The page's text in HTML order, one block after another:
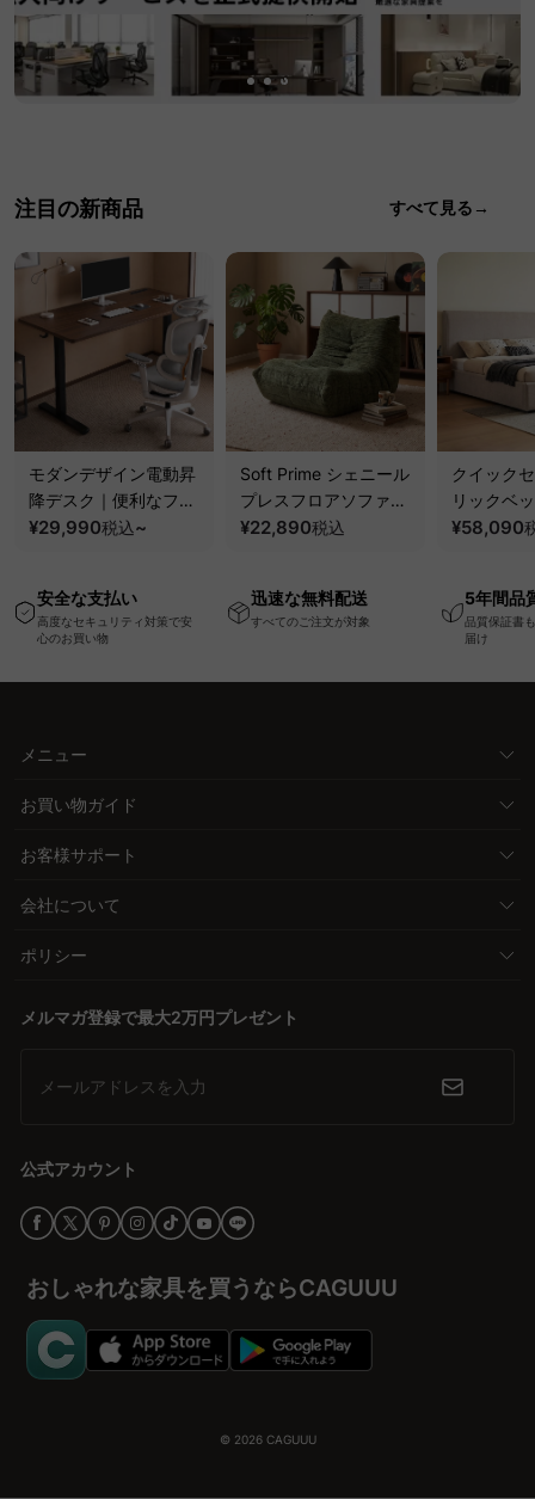
注目の新商品 すべて見る→
モダンデザイン電動昇
降デスク｜便利なフッ
ク・コンセント・
ー機能搭載ワークデス
ク
¥29,990税込~
Soft Prime シェニール
プレスフロアソファ｜
圧縮梱包で搬入しやす
ァ
¥22,890税込
クイック
リックベ
要で組み
¥58,090
安全な支払い
高度なセキュリティ対策で安
心のお買い物
迅速な無料配送
すべてのご注文が対象
5年間品
品質保証書
届け
メニュー
お買い物ガイド
お客様サポート
会社について
ポリシー
メルマガ登録で最大2万円プレゼント
メールアドレスを入力
公式アカウント
おしゃれな家具を買うならCAGUUU
© 2026 CAGUUU